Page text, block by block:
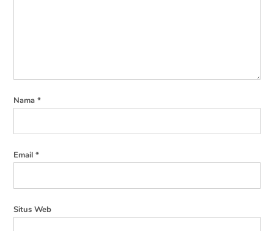
Nama*
Email*
Situs Web